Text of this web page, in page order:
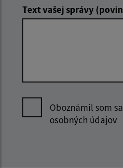
Text vašej správy
Oboznámil som
osobných údajov